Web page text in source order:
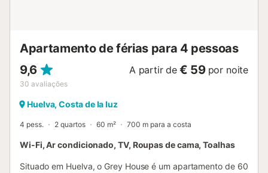
Apartamento de férias para 4 pessoas
9,6
30 avaliações
A partir de € 59 por noite
Huelva, Costa de la luz
4 pess. 2 quartos 60 m² 700 m para a costa
Wi-Fi, Ar condicionado, TV, Roupas de cama, Toalhas
Situado em Huelva, o Grey House é um apartamento de 60